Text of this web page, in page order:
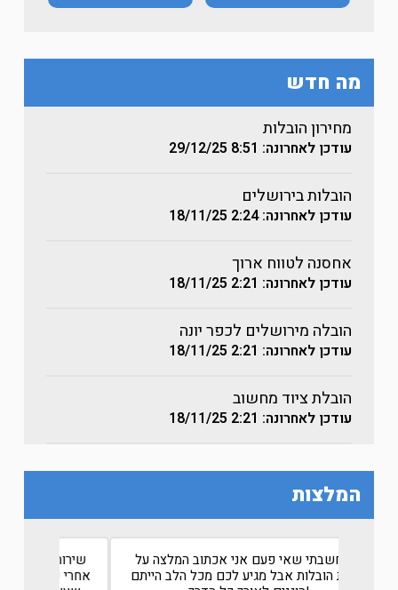
מה חדש
מחירון הובלות
עודכן לאחרונה: 8:51 29/12/25
הובלות בירושלים
עודכן לאחרונה: 2:24 18/11/25
אחסנה לטווח ארוך
עודכן לאחרונה: 2:21 18/11/25
הובלה מירושלים לכפר יונה
עודכן לאחרונה: 2:21 18/11/25
הובלת ציוד מחשוב
עודכן לאחרונה: 2:21 18/11/25
המלצות
לא חשבתי שאי פעם אני אכתוב המלצה על
חברת הובלות אבל מגיע לכם מכל הלב הייתם